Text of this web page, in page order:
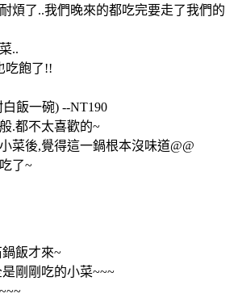
煩了..我們晚來的都吃完要走了我們的
..
吃飽了!!
飯一碗) --NT190
.都不太喜歡的~
菜後,覺得這一鍋根本沒味道@@
了~
飯才來~
剛剛吃的小菜~~~